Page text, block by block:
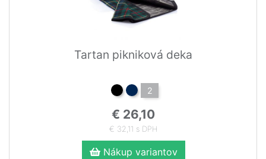
Tartan pikniková deka
2
€ 26,10
€ 32,11 s DPH
Nákup variantov